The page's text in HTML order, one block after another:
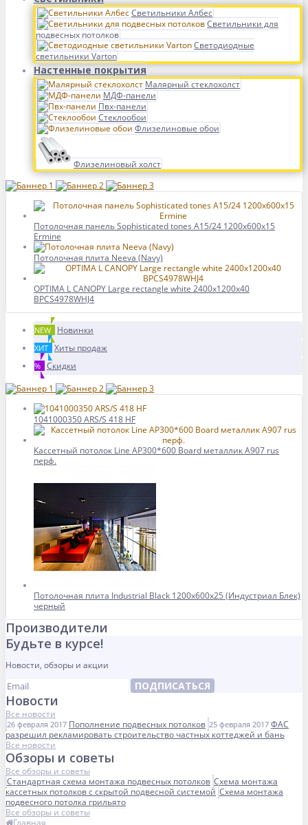
Светильники Албес
Светильники для
подвесных потолков
Светодиодные
светильники Varton
Настенные покрытия
Малярный стеклохолст
МДФ-панели
Пвх-панели
Стеклообои
Флизелиновые обои
Флизелиновый холст
Потолочная панель Sophisticated tones A15/24 1200x600x15
Ermine
Потолочная плита Neeva (Navy)
OPTIMA L CANOPY Large rectangle white 2400x1200x40
BPCS4978WHJ4
NEW Новинки
ХИТ Хиты продаж
% Скидки
1041000350 ARS/S 418 HF
Кассетный потолок Line AP300*600 Board металлик А907 rus
перф.
Потолочная плита Industrial Black 1200x600x25 (Индустриал Блек)
черный
Производители
Будьте в курсе!
Новости, обзоры и акции
ПОДПИСАТЬСЯ
Новости
Все новости
26 февраля 2017 Пополнение подвесных потолков 25 февраля 2017 ФАС
разрешил рекламировать строительство частных коттеджей и бань
Все новости
Обзоры и советы
Все обзоры и советы
Стандартная схема монтажа подвесных потолков Схема монтажа
кассетных потолков с скрытой подвесной системой Схема монтажа
подвесного потолка грильято
Все обзоры и советы
Главная